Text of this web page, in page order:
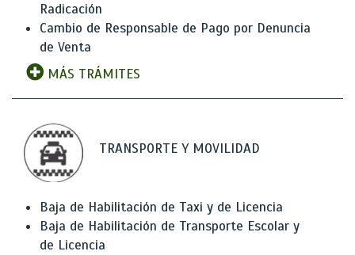
Radicación
Cambio de Responsable de Pago por Denuncia
de Venta
MÁS TRÁMITES
TRANSPORTE Y MOVILIDAD
Baja de Habilitación de Taxi y de Licencia
Baja de Habilitación de Transporte Escolar y
de Licencia